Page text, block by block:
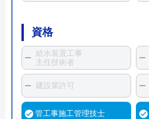
資格
給水装置工事
主任技術者
建設業許可
管工事施工管理技士